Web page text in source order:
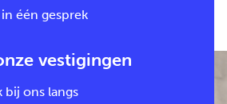
één gesprek
vestigingen
bij ons langs